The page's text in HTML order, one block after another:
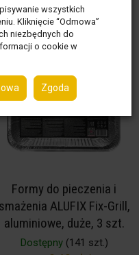
Do koszyka
Formy do pieczenia i
smażenia ALUFIX Fix-Grill,
aluminiowe, duże, 3 szt.
Dostępny(141 szt.)
wszystkich
Kliknięcie “Odmowa”
niezbędnych do
o cookie w
Zgoda